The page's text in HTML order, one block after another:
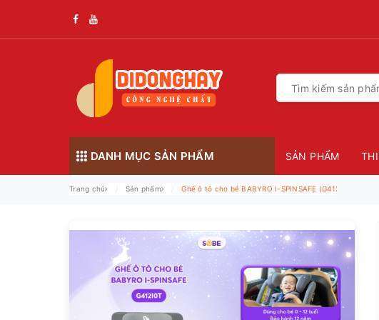
DANH MỤC SẢN PHẨM SẢN PHẨM
Trang chủ Sản phẩm Ghế ô tô cho bé BABYRO I-SPINSAFE (G412I0T) xoay